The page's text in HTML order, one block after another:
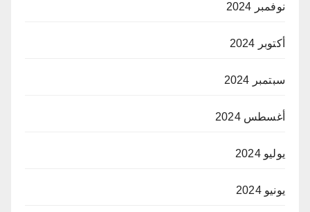
نوفمبر 2024
أكتوبر 2024
سبتمبر 2024
أغسطس 2024
يوليو 2024
يونيو 2024